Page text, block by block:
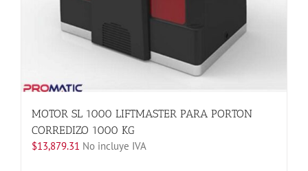
MOTOR SL 1000 LIFTMASTER PARA PORTON
CORREDIZO 1000 KG
$13,879.31 No incluye IVA